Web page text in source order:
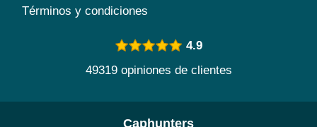
Términos y condiciones
4.9
49319 opiniones de clientes
Caphunters